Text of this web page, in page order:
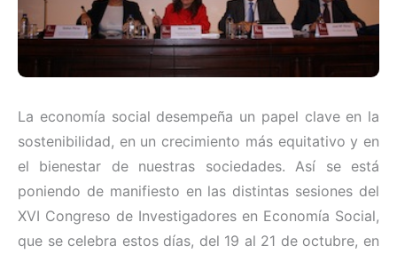
La economía social desempeña un papel clave en la
sostenibilidad, en un crecimiento más equitativo y en
el bienestar de nuestras sociedades. Así se está
poniendo de manifiesto en las distintas sesiones del
XVI Congreso de Investigadores en Economía Social,
que se celebra estos días, del 19 al 21 de octubre, en